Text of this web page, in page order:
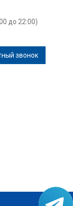
до 22:00)
звонок